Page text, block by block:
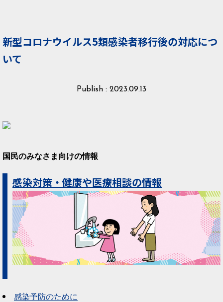
新型コロナウイルス5類感染者移行後の対応につ
いて
Publish : 2023.09.13
国民のみなさま向けの情報
感染対策・健康や医療相談の情報
感染予防のために